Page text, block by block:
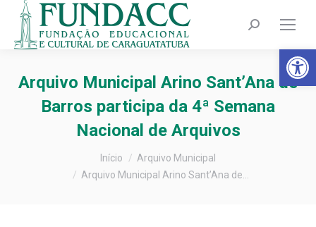
Barra de
Search:
Arquivo Municipal Arino Sant’Ana de
Barros participa da 4ª Semana
Nacional de Arquivos
Início
Arquivo Municipal
Arquivo Municipal Arino Sant’Ana de…